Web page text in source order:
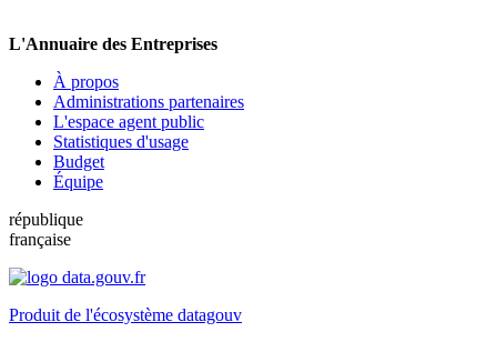
L'Annuaire des Entreprises
À propos
Administrations partenaires
L'espace agent public
Statistiques d'usage
Budget
Équipe
république
française
Produit de l'écosystème datagouv